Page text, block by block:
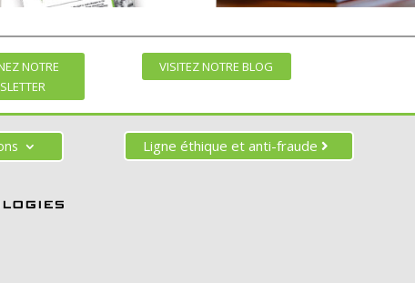
NOTRE
VISITEZ NOTRE BLOG
Ligne éthique et anti-fraude